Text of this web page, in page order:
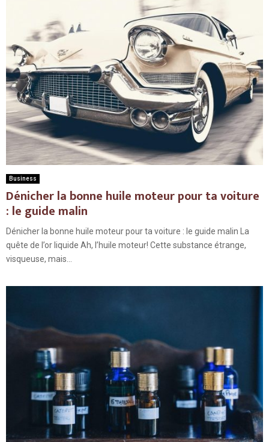
Business
Dénicher la bonne huile moteur pour ta voiture
: le guide malin
Dénicher la bonne huile moteur pour ta voiture : le guide malin La
quête de l’or liquide Ah, l’huile moteur! Cette substance étrange,
visqueuse, mais...